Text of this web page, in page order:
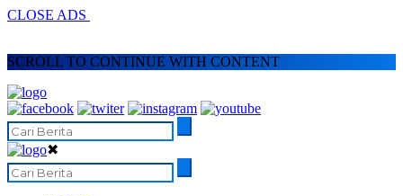
CLOSE ADS
SCROLL TO CONTINUE WITH CONTENT
✖